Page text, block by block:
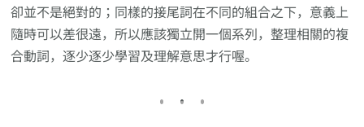
卻並不是絕對的；同樣的接尾詞在不同的組合之下，意義上
隨時可以差很遠，所以應該獨立開一個系列，整理相關的複
合動詞，逐少逐少學習及理解意思才行喔。